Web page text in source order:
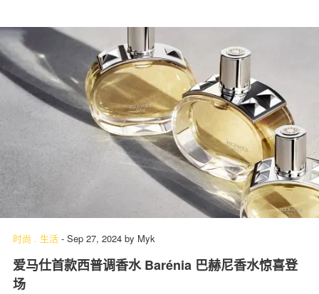
时尚 . 生活 - Sep 27, 2024 by Myk
爱马仕首款西普调香水 Barénia 巴赫尼香水惊喜登
场